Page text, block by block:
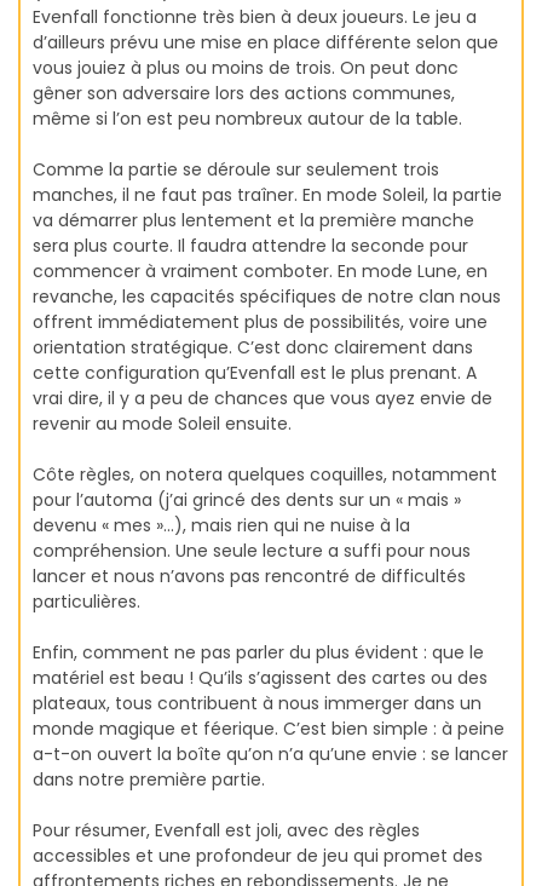
Evenfall fonctionne très bien à deux joueurs. Le jeu a
d’ailleurs prévu une mise en place différente selon que
vous jouiez à plus ou moins de trois. On peut donc
gêner son adversaire lors des actions communes,
même si l’on est peu nombreux autour de la table.
Comme la partie se déroule sur seulement trois
manches, il ne faut pas traîner. En mode Soleil, la partie
va démarrer plus lentement et la première manche
sera plus courte. Il faudra attendre la seconde pour
commencer à vraiment comboter. En mode Lune, en
revanche, les capacités spécifiques de notre clan nous
offrent immédiatement plus de possibilités, voire une
orientation stratégique. C’est donc clairement dans
cette configuration qu’Evenfall est le plus prenant. A
vrai dire, il y a peu de chances que vous ayez envie de
revenir au mode Soleil ensuite.
Côte règles, on notera quelques coquilles, notamment
pour l’automa (j’ai grincé des dents sur un « mais »
devenu « mes »…), mais rien qui ne nuise à la
compréhension. Une seule lecture a suffi pour nous
lancer et nous n’avons pas rencontré de difficultés
particulières.
Enfin, comment ne pas parler du plus évident : que le
matériel est beau ! Qu’ils s’agissent des cartes ou des
plateaux, tous contribuent à nous immerger dans un
monde magique et féerique. C’est bien simple : à peine
a-t-on ouvert la boîte qu’on n’a qu’une envie : se lancer
dans notre première partie.
Pour résumer, Evenfall est joli, avec des règles
accessibles et une profondeur de jeu qui promet des